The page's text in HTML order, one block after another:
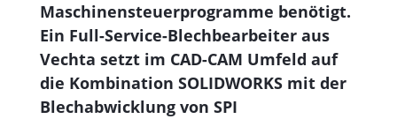
Maschinensteuerprogramme benötigt.
Ein Full-Service-Blechbearbeiter aus
Vechta setzt im CAD-CAM Umfeld auf
die Kombination SOLIDWORKS mit der
Blechabwicklung von SPI